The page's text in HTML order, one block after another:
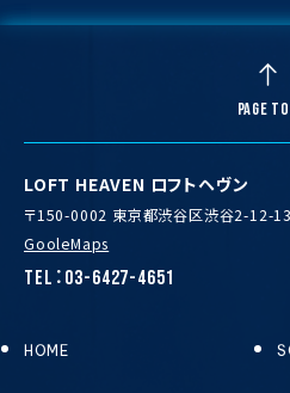
LOFT HEAVEN ロフトヘヴン
〒150-0002 東京都渋谷区渋谷2-12-
GooleMaps
TEL：03-6427-4651
HOME
PAGE